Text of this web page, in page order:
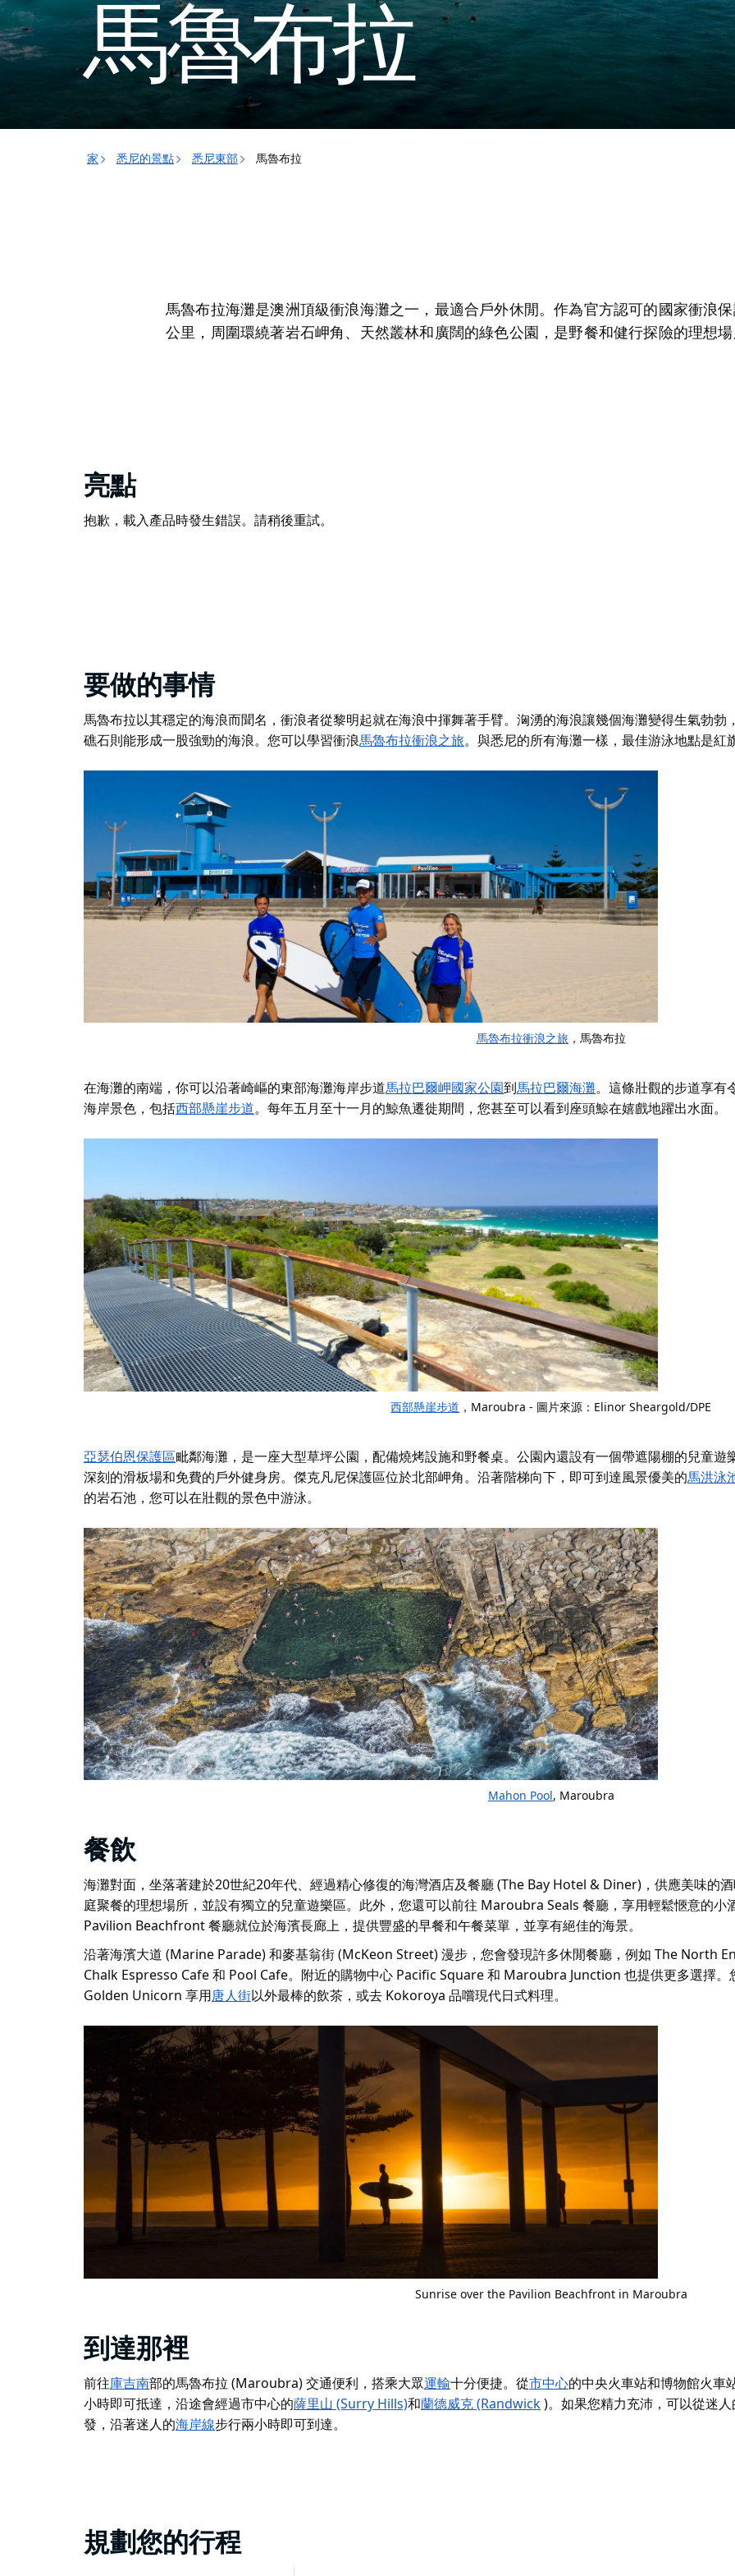
馬魯布拉
家 悉尼的景點 悉尼東部 馬魯布拉
馬魯布拉海灘是澳洲頂級衝浪海灘之一，最適合戶外休閒。作為官方認可的國家衝浪
公里，周圍環繞著岩石岬角、天然叢林和廣闊的綠色公園，是野餐和健行探險的理想場
亮點
抱歉，載入產品時發生錯誤。請稍後重試。
要做的事情
馬魯布拉以其穩定的海浪而聞名，衝浪者從黎明起就在海浪中揮舞著手臂。洶湧的海浪讓幾個海灘變得生氣勃勃
礁石則能形成一股強勁的海浪。您可以學習衝浪馬魯布拉衝浪之旅。與悉尼的所有海灘一樣，最佳游泳地點是紅
馬魯布拉衝浪之旅， 馬魯布拉
在海灘的南端，你可以沿著崎嶇的東部海灘海岸步道馬拉巴爾岬國家公園到馬拉巴爾海灘。 這條壯觀的步道享有
海岸景色，包括西部懸崖步道。每年五月至十一月的鯨魚遷徙期間，您甚至可以看到座頭鯨在嬉戲地躍出水面。
西部懸崖步道 ，Maroubra - 圖片來源：Elinor Sheargold/DPE
亞瑟伯恩保護區毗鄰海灘，是一座大型草坪公園，配備燒烤設施和野餐桌。公園內還設有一個帶遮陽棚的兒童遊
深刻的滑板場和免費的戶外健身房。傑克凡尼保護區位於北部岬角。沿著階梯向下，即可到達風景優美的馬洪泳
的岩石池，您可以在壯觀的景色中游泳。
Mahon Pool, Maroubra
餐飲
海灘對面，坐落著建於20世紀20年代、經過精心修復的海灣酒店及餐廳 (The Bay Hotel & Diner)，供應美味的
庭聚餐的理想場所，並設有獨立的兒童遊樂區。此外，您還可以前往 Maroubra Seals 餐廳，享用輕鬆愜意的小
Pavilion Beachfront 餐廳就位於海濱長廊上，提供豐盛的早餐和午餐菜單，並享有絕佳的海景。
沿著海濱大道 (Marine Parade) 和麥基翁街 (McKeon Street) 漫步，您會發現許多休閒餐廳，例如 The North
Chalk Espresso Cafe 和 Pool Cafe。附近的購物中心 Pacific Square 和 Maroubra Junction 也提供更多選擇。
Golden Unicorn 享用唐人街以外最棒的飲茶 ，或去 Kokoroya 品嚐現代日式料理。
Sunrise over the Pavilion Beachfront in Maroubra
到達那裡
前往庫吉南部的馬魯布拉 (Maroubra) 交通便利，搭乘大眾運輸十分便捷。從市中心的中央火車站和博物館火車
小時即可抵達，沿途會經過市中心的薩里山 (Surry Hills)和蘭德威克 (Randwick)。如果您精力充沛，可以從迷人
發 ，沿著迷人的海岸線步行兩小時即可到達。
規劃您的行程